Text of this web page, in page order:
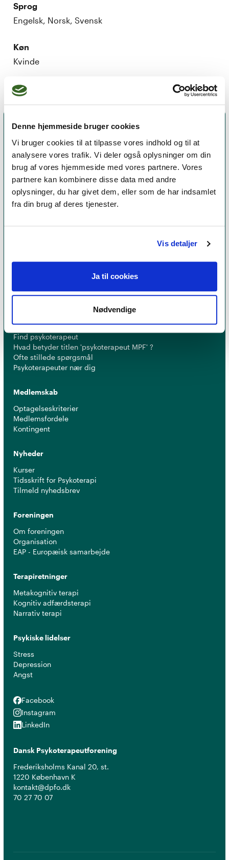
Denne hjemmeside bruger cookies
Vi bruger cookies til at tilpasse vores indhold og til at
analysere vores trafik. Vi deler også oplysninger om din
brug af vores hjemmeside med vores partnere. Vores
partnere kan kombinere disse data med andre
oplysninger, du har givet dem, eller som de har indsamlet
fra din brug af deres tjenester.
Vis detaljer
Ja til cookies
Nødvendige
Sprog
Engelsk, Norsk, Svensk
Køn
Kvinde
Et medlemskab af Dansk Psykoterapeutforening
er et kvalitetsstempel. Alle vores medlemmer skal
erfaring for at få lov til at kalde sigpsykoterapeut
Find psykoterapeut
Hvad betyder titlen 'psykoterapeut MPF' ?
Ofte stillede spørgsmål
Psykoterapeuter nær dig
Medlemskab
Optagelseskriterier
Medlemsfordele
Kontingent
Nyheder
Kurser
Tidsskrift for Psykoterapi
Tilmeld nyhedsbrev
Foreningen
Om foreningen
Organisation
EAP - Europæisk samarbejde
Terapiretninger
Metakognitiv terapi
Kognitiv adfærdsterapi
Narrativ terapi
Psykiske lidelser
Stress
Depression
Angst
Facebook
Facebook
Instagram
Instagram
LinkedIn
LinkedIn
Dansk Psykoterapeutforening
Frederiksholms Kanal 20, st.
1220 København K
kontakt@dpfo.dk
70 27 70 07